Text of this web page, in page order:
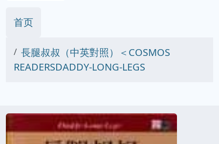
首页
長腿叔叔（中英對照）＜COSMOS
READERSDADDY-LONG-LEGS